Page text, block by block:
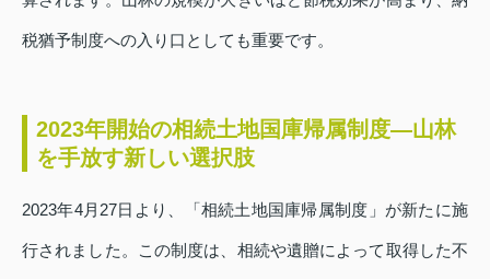
税猶予制度への入り口としても重要です。
2023年開始の相続土地国庫帰属制度—山林
を手放す新しい選択肢
2023年4月27日より、「相続土地国庫帰属制度」が新たに施
行されました。この制度は、相続や遺贈によって取得した不